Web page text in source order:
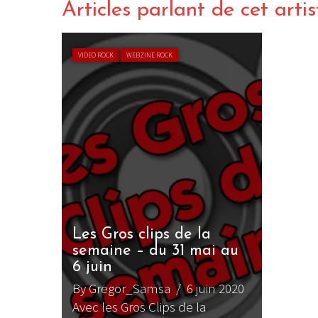
Articles parlant de cet
VIDEO ROCK WEBZINE ROCK
Les Gros clips de la
semaine – du 31 mai au
6 juin
By Gregor_Samsa / 6 juin 2020
Avec les Gros Clips de la